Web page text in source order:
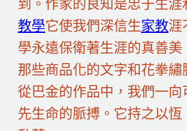
到。作家的良知是忠于生涯
教學它使我們深信生家教涯
學永遠保衛著生涯的真善
那些商品化的文字和花拳繡
從巴金的作品中，我們一向
先生命的脈搏。它持之以